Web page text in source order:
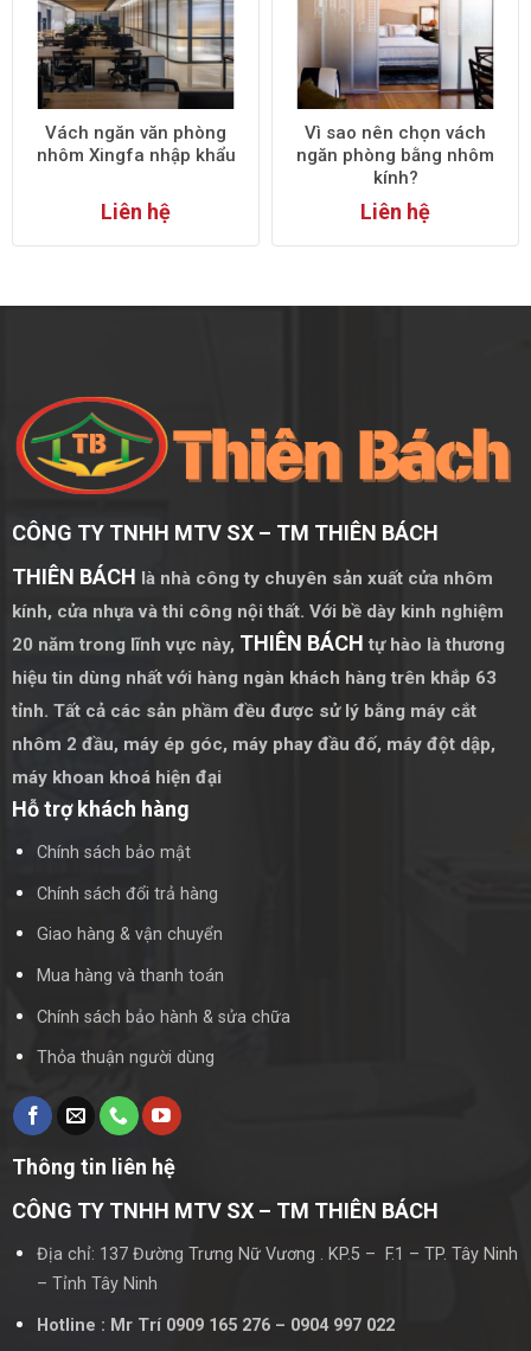
Vách ngăn văn phòng
nhôm Xingfa nhập khẩu
Liên hệ
Vì sao nên chọn vách
ngăn phòng bằng nhôm
kính?
Liên hệ
CÔNG TY TNHH MTV SX – TM THIÊN BÁCH
THIÊN BÁCH là nhà công ty chuyên sản xuất cửa nhôm
kính, cửa nhựa và thi công nội thất. Với bề dày kinh nghiệm
20 năm trong lĩnh vực này, THIÊN BÁCH tự hào là thương
hiệu tin dùng nhất với hàng ngàn khách hàng trên khắp 63
tỉnh. Tất cả các sản phầm đều được sử lý bằng máy cắt
nhôm 2 đầu, máy ép góc, máy phay đầu đố, máy đột dập,
máy khoan khoá hiện đại
Hỗ trợ khách hàng
Chính sách bảo mật
Chính sách đổi trả hàng
Giao hàng & vận chuyển
Mua hàng và thanh toán
Chính sách bảo hành & sửa chữa
Thỏa thuận người dùng
Thông tin liên hệ
CÔNG TY TNHH MTV SX – TM THIÊN BÁCH
Địa chỉ: 137 Đường Trưng Nữ Vương . KP.5 – F.1 – TP. Tây Ninh
– Tỉnh Tây Ninh
Hotline : Mr Trí 0909 165 276 – 0904 997 022